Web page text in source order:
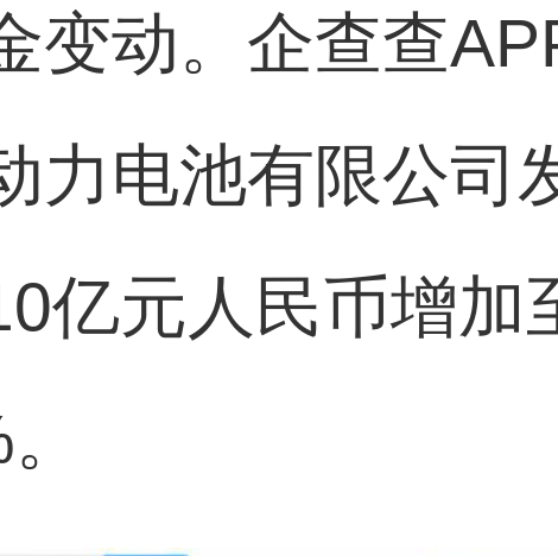
变动。企查查
力电池有限公司
亿元人民币增加